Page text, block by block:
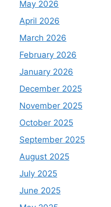
May 2026
April 2026
March 2026
February 2026
January 2026
December 2025
November 2025
October 2025
September 2025
August 2025
July 2025
June 2025